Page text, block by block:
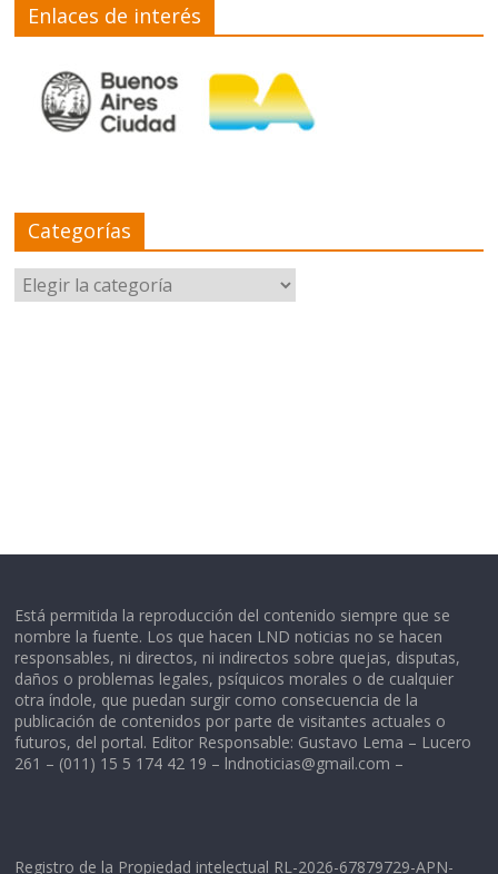
Enlaces de interés
Categorías
Categorías
Está permitida la reproducción del contenido siempre que se
nombre la fuente. Los que hacen LND noticias no se hacen
responsables, ni directos, ni indirectos sobre quejas, disputas,
daños o problemas legales, psíquicos morales o de cualquier
otra índole, que puedan surgir como consecuencia de la
publicación de contenidos por parte de visitantes actuales o
futuros, del portal. Editor Responsable: Gustavo Lema – Lucero
261 – (011) 15 5 174 42 19 – lndnoticias@gmail.com –
Registro de la Propiedad intelectual RL-2026-67879729-APN-